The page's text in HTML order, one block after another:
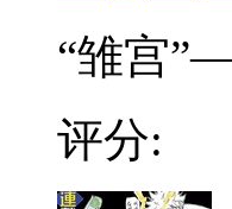
“雏宫
评分: